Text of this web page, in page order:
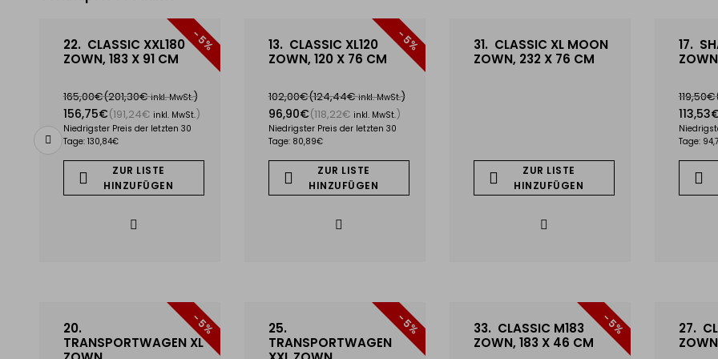
Abmessungen:
Material der Platte:
Material des
Gewicht: 12,9 kg
Tragfähigkeit: bis zu
Lagerung:
Garantie: 10 Jahre
Für den Transport und
Für weitere
offizielle Website des
- 5%
22. CLASSIC XXL180
ZOWN, 183 X 91 CM
165,00€(201,30€inkl. MwSt.)
156,75€(191,24€ inkl. MwSt.)
Niedrigster Preis der letzten 30
Tage: 130,84€
ZUR LISTE
HINZUFÜGEN
- 5%
13. CLASSIC XL120
ZOWN, 120 X 76 CM
102,00€(124,44€inkl. MwSt.)
96,90€(118,22€ inkl. MwSt.)
Niedrigster Preis der letzten 30
Tage: 80,89€
ZUR LISTE
HINZUFÜGEN
31. CLASSIC XL MOON
ZOWN, 232 X 76 CM
ZUR LISTE
HINZUFÜGEN
17.
119,50€
Tage:
- 5%
20.
TRANSPORTWAGEN XL
- 5%
25.
TRANSPORTWAGEN
- 5%
33. CLASSIC M183
ZOWN, 183 X 46 CM
27.